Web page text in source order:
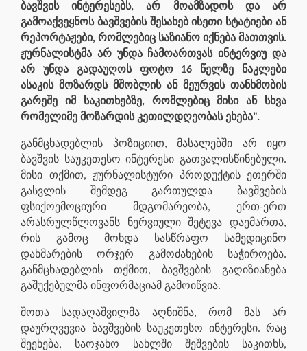
ბავშვის ინტერესებს, არ მოამზადოს და არ
გამოაქვეყნოს ბავშვების შესახებ ისეთი სტატიები ან
რეპორტაჟები, რომლებიც საზიანო იქნება მათთვის.
ჟურნალისტმა არ უნდა ჩამოართვას ინტერვიუ და
არ უნდა გადაუღოს ფოტო 16 წელზე ნაკლები
ასაკის მოზარდს მშობლის ან მეურვის თანხმობის
გარეშე იმ საკითხებზე, რომლებიც მისი ან სხვა
რომელიმე მოზარდის კეთილდღეობას ეხება”.
განმცხადებლის პოზიციით, მასალებში არ იყო
ბავშვის საუკეთესო ინტერესი გათვალისწინებული.
მისი თქმით, ჟურნალისტური პროდუქტის ეთერში
გასვლის შემდეგ გართულდა ბავშვების
ფსიქოემოციური მდგომარეობა, ერთ-ერთ
არასრულწლოვანს ნერვიული შეტევა დაემართა,
რის გამოც მოხდა სასწრაფო სამედიცინო
დახმარების ორჯერ გამოძახების საჭიროება.
განმცხადებლის თქმით, ბავშვების გაღიზიანება
გაშუქებულმა ინფორმაციამ გამოიწვია.
შოთა სადაღაშვილმა აღნიშნა, რომ მას არ
დაურღვევია ბავშვების საუკეთესო ინტერესი. რაც
შეეხება, საოჯახო სახლში შეშვების საკითხს,